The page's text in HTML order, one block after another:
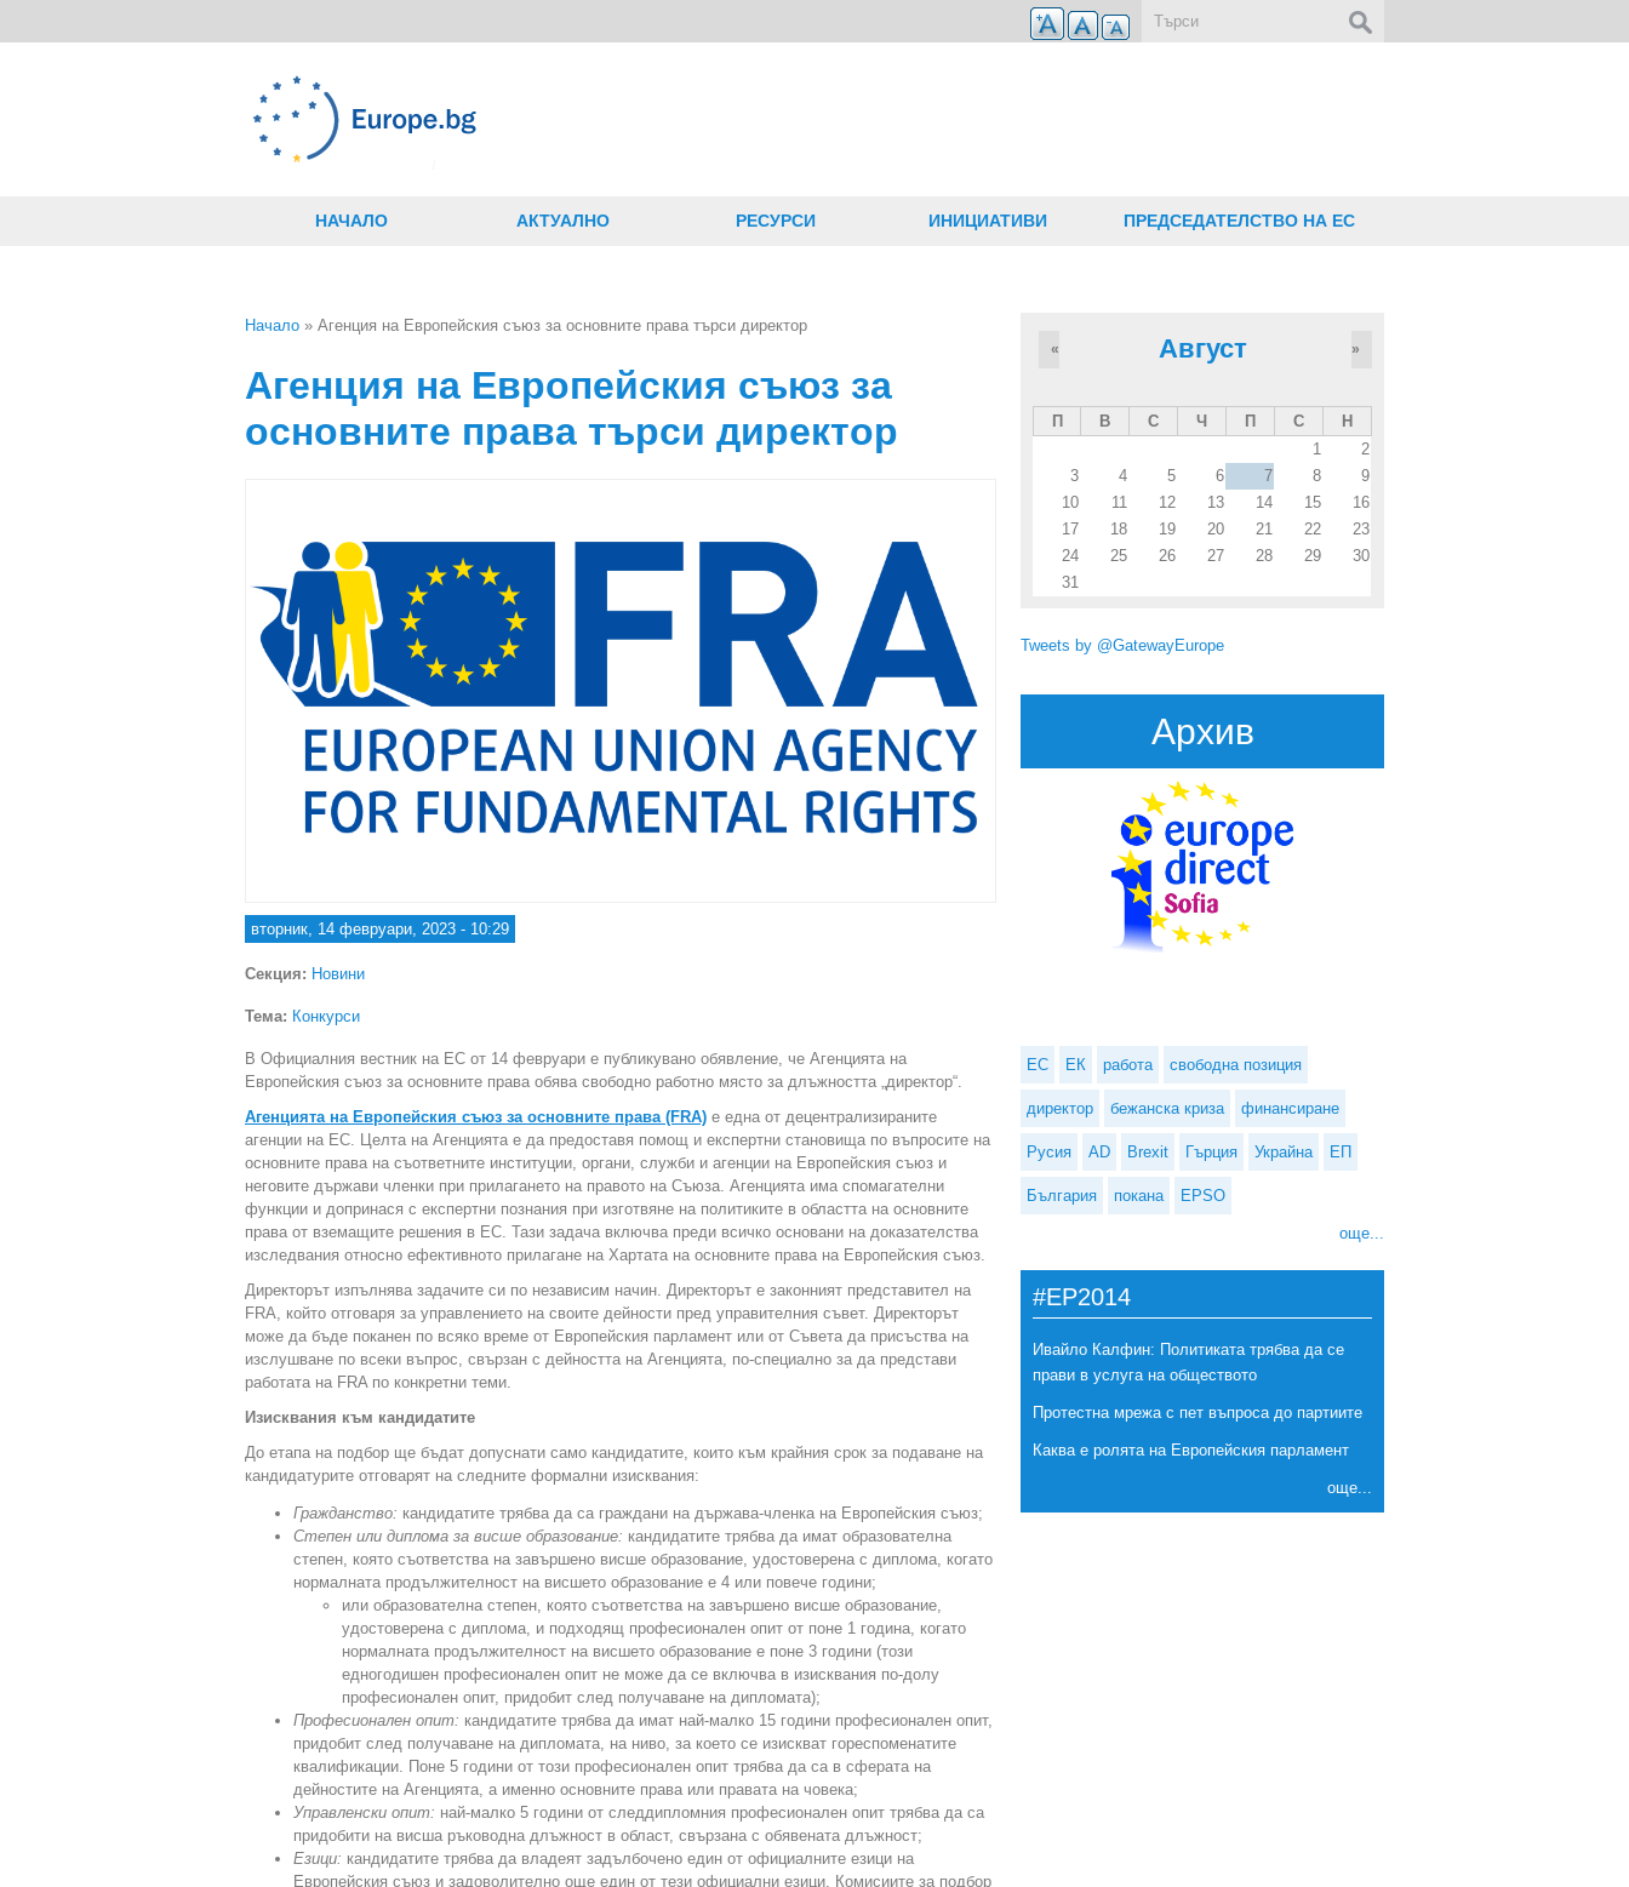
НАЧАЛО АКТУАЛНО РЕСУРСИ ИНИЦИАТИВИ ПРЕДСЕДАТЕЛСТВО НА ЕС
Начало » Агенция на Европейския съюз за основните права търси директор
Агенция на Европейския съюз за
основните права търси директор
вторник, 14 февруари, 2023 - 10:29
Секция: Новини
Тема: Конкурси
В Официалния вестник на ЕС от 14 февруари е публикувано обявление, че Агенцията на
Европейския съюз за основните права обява свободно работно място за длъжността „директор“.
Агенцията на Европейския съюз за основните права (FRA) е една от децентрализираните
агенции на ЕС. Целта на Агенцията е да предоставя помощ и експертни становища по въпросите на
основните права на съответните институции, органи, служби и агенции на Европейския съюз и
неговите държави членки при прилагането на правото на Съюза. Агенцията има спомагателни
функции и допринася с експертни познания при изготвяне на политиките в областта на основните
права от вземащите решения в ЕС. Тази задача включва преди всичко основани на доказателства
изследвания относно ефективното прилагане на Хартата на основните права на Европейския съюз.
Директорът изпълнява задачите си по независим начин. Директорът е законният представител на
FRA, който отговаря за управлението на своите дейности пред управителния съвет. Директорът
може да бъде поканен по всяко време от Европейския парламент или от Съвета да присъства на
изслушване по всеки въпрос, свързан с дейността на Агенцията, по-специално за да представи
работата на FRA по конкретни теми.
Изисквания към кандидатите
До етапа на подбор ще бъдат допуснати само кандидатите, които към крайния срок за подаване на
кандидатурите отговарят на следните формални изисквания:
Гражданство: кандидатите трябва да са граждани на държава-членка на Европейския съюз;
Степен или диплома за висше образование: кандидатите трябва да имат образователна
степен, която съответства на завършено висше образование, удостоверена с диплома, когато
нормалната продължителност на висшето образование е 4 или повече години;
или образователна степен, която съответства на завършено висше образование,
удостоверена с диплома, и подходящ професионален опит от поне 1 година, когато
нормалната продължителност на висшето образование е поне 3 години (този
едногодишен професионален опит не може да се включва в изисквания по-долу
професионален опит, придобит след получаване на дипломата);
Професионален опит: кандидатите трябва да имат най-малко 15 години професионален опит,
придобит след получаване на дипломата, на ниво, за което се изискват гореспоменатите
квалификации. Поне 5 години от този професионален опит трябва да са в сферата на
дейностите на Агенцията, а именно основните права или правата на човека;
Управленски опит: най-малко 5 години от следдипломния професионален опит трябва да са
придобити на висша ръководна длъжност в област, свързана с обявената длъжност;
Езици: кандидатите трябва да владеят задълбочено един от официалните езици на
Европейския съюз и задоволително още един от тези официални езици. Комисиите за подбор
Август
« »
П В С Ч П С
Н
1
2
3
4 5 6 7 8
9
10
11 12 13 14 15
16
17
18 19 20 21 22
23
24
25 26 27 28 29
30
31
Tweets by @GatewayEurope
Архив
ЕС ЕК работа свободна позиция
директор бежанска криза финансиране
Русия AD Brexit Гърция Украйна ЕП
България покана EPSO
още...
#EP2014
Ивайло Калфин: Политиката трябва да се
прави в услуга на обществото
Протестна мрежа с пет въпроса до партиите
Каква е ролята на Европейския парламент
още...